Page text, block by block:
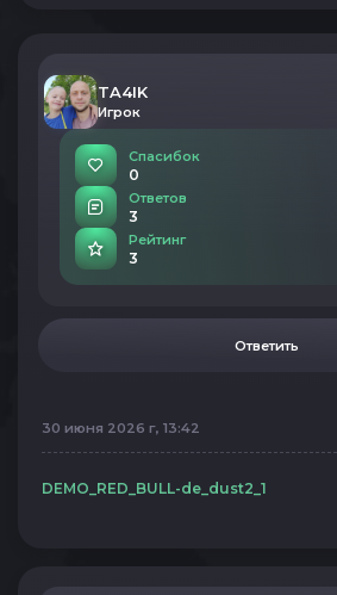
TA4IK
Игрок
Спасибок
0
Ответов
3
Рейтинг
3
Ответить
30 июня 2026 г, 13:42
DEMO_RED_BULL-de_dust2_1